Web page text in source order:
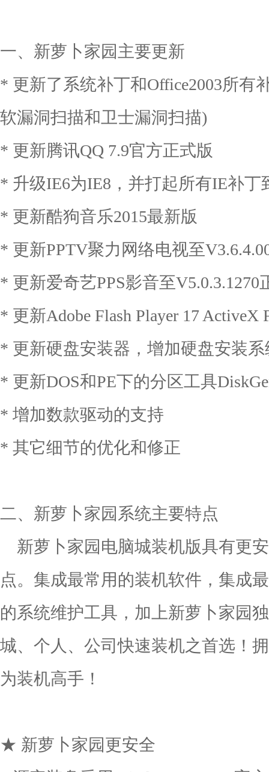
一、新萝卜家园主要更新
* 更新了系统补丁和Office2003所有
软漏洞扫描和卫士漏洞扫描)
* 更新腾讯QQ 7.9官方正式版
* 升级IE6为IE8，并打起所有IE补丁
* 更新酷狗音乐2015最新版
* 更新PPTV聚力网络电视至
* 更新爱奇艺PPS影音至V5.0.3.1270
* 更新Adobe Flash Player 17 ActiveX
* 更新硬盘安装器，增加硬盘安装
* 更新DOS和PE下的分区工具
* 增加数款驱动的支持
* 其它细节的优化和修正
二、新萝卜家园系统主要特点
新萝卜家园电脑城装机版具有更
点。集成最常用的装机软件，集成
的系统维护工具，加上新萝卜家园
城、个人、公司快速装机之首选！
为装机高手！
★ 新萝卜家园更安全